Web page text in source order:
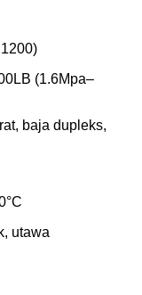
(1.6Mpa–
baja dupleks,
utawa